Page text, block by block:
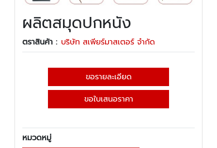
ผลิตสมุดปกหนัง
ตราสินค้า : บริษัท สเพียร์มาสเตอร์ จำกัด
ขอรายละเอียด
ขอใบเสนอราคา
หมวดหมู่